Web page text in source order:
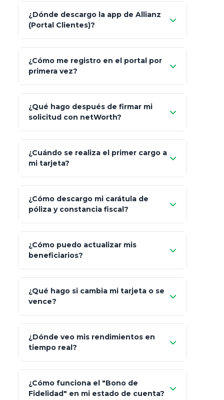
Característica netWorth (Certificado)
Fiscalidad Estrategia Art. 151 / 93
¿Dónde descargo la app de Allianz
(Portal Clientes)?
Client"
App Store (iOS) Google Play
¿Cómo me registro en el portal por
primera vez?
Bienvenida
"¿Aún no tienes cuenta?
Regístrate"
¿Qué hago después de firmar mi
solicitud con netWorth?
¿Cuándo se realiza el primer cargo a
mi tarjeta?
¿Cómo descargo mi carátula de
póliza y constancia fiscal?
"Mis Pólizas" > "Documentos"
¿Cómo puedo actualizar mis
beneficiarios?
¿Qué hago si cambia mi tarjeta o se
vence?
"Link
de Cobro Seguro"
¿Dónde veo mis rendimientos en
tiempo real?
¿Cómo funciona el "Bono de
Fidelidad" en mi estado de cuenta?